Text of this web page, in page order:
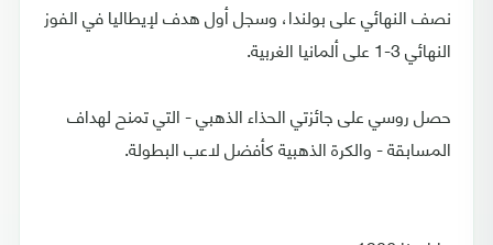
نصف النهائي على بولندا، وسجل أول هدف لإيطاليا في الفوز
النهائي 3-1 على ألمانيا الغربية.
حصل روسي على جائزتي الحذاء الذهبي - التي تمنح لهداف
المسابقة - والكرة الذهبية كأفضل لاعب البطولة.